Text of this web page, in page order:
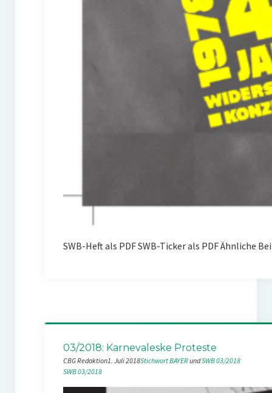
SWB-Heft als PDF SWB-Ticker als PDF Ähnliche
03/2018: Karnevaleske Proteste
CBG Redaktion1. Juli 2018Stichwort BAYER und SWB 03/2018
SWB 03/2018